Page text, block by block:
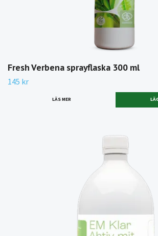
Fresh Verbena sprayflaska 300 ml
145 kr
LÄS MER